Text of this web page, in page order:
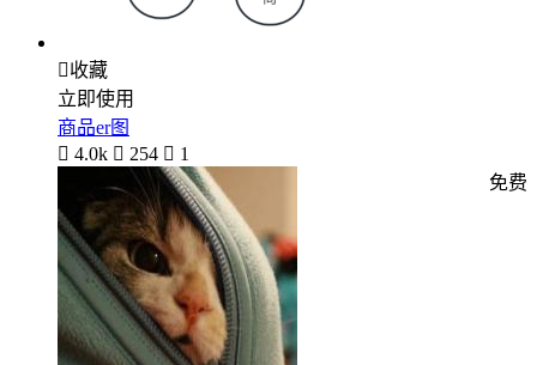
收藏
立即使用
商品er图
 4.0k  254  1
免费